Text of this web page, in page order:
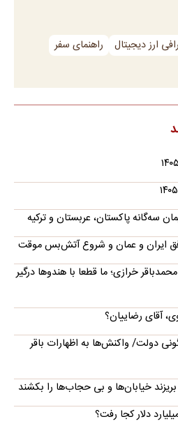
ارز دیجیتال
راهنمای سفر
سه‌گانه پاکستان، عربستان و ترکیه
ایران و عمان و شروع آتش‌بس موقت
خرازی؛ ما قطعا با هندوها درگیر
آقای رضاییان؟
دولت/ واکنش‌ها به اظهارات باقر